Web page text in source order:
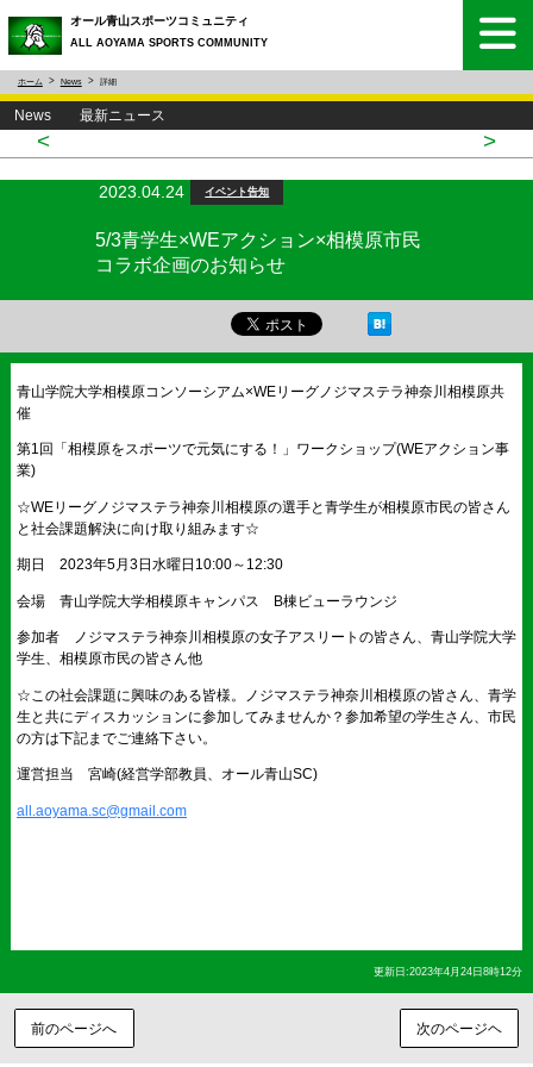
オール青山スポーツコミュニティ
ALL AOYAMA SPORTS COMMUNITY
ホーム News 詳細
News 最新ニュース
< >
2023.04.24 イベント告知
5/3青学生×WEアクション×相模原市民
コラボ企画のお知らせ
青山学院大学相模原コンソーシアム×WEリーグノジマステラ神奈川相模原共
催
第1回「相模原をスポーツで元気にする！」ワークショップ(WEアクション事
業)
☆WEリーグノジマステラ神奈川相模原の選手と青学生が相模原市民の皆さん
と社会課題解決に向け取り組みます☆
期日 2023年5月3日水曜日10:00～12:30
会場 青山学院大学相模原キャンパス B棟ビューラウンジ
参加者 ノジマステラ神奈川相模原の女子アスリートの皆さん、青山学院大学
学生、相模原市民の皆さん他
☆この社会課題に興味のある皆様。ノジマステラ神奈川相模原の皆さん、青学
生と共にディスカッションに参加してみませんか？参加希望の学生さん、市民
の方は下記までご連絡下さい。
運営担当 宮崎(経営学部教員、オール青山SC)
all.aoyama.sc@gmail.com
更新日:2023年4月24日8時12分
前のページへ 次のページヘ